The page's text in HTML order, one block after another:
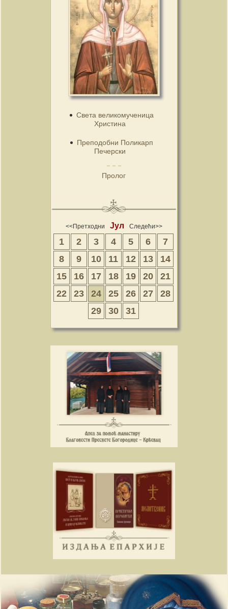
Света великомученица
Христина
Преподобни Поликарп
Печерски
Пролог
<<Претходни Јул Следећи>>
1 2 3 4 5 6
7
8
9 10 11 12 13
14
15
16 17 18 19 20
21
22
23 24 25 26 27
28
29
30 31